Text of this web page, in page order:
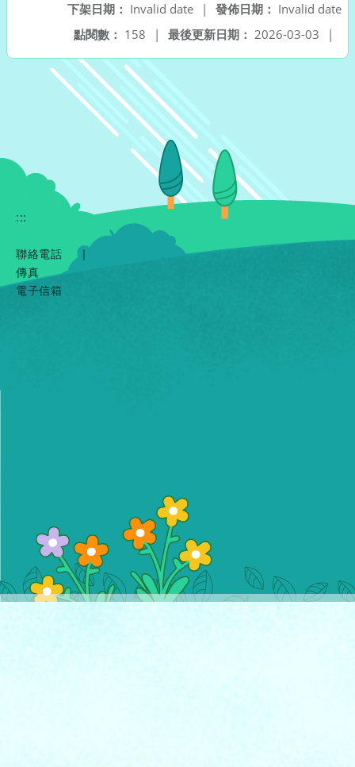
發佈日期： Invalid date
下架日期： Invalid date
|
最後更新日期： 2026-03-03 |
點閱數： 158 |
:::
聯絡電話
|
傳真
電子信箱